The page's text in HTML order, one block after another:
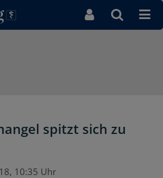
spitzt sich zu
10:35 Uhr